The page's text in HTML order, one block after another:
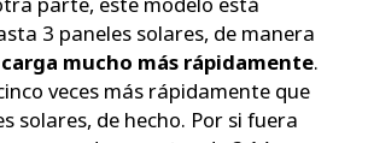
3 paneles solares, de manera
mucho más rápidamente.
veces más rápidamente que
solares, de hecho. Por si fuera